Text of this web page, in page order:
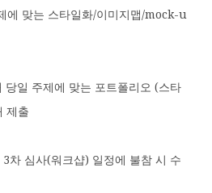
에 맞는 스타일화/이미지맵/mock-u
일 주제에 맞는 포트폴리오 (스타
제출
차 심사(워크샵) 일정에 불참 시 수